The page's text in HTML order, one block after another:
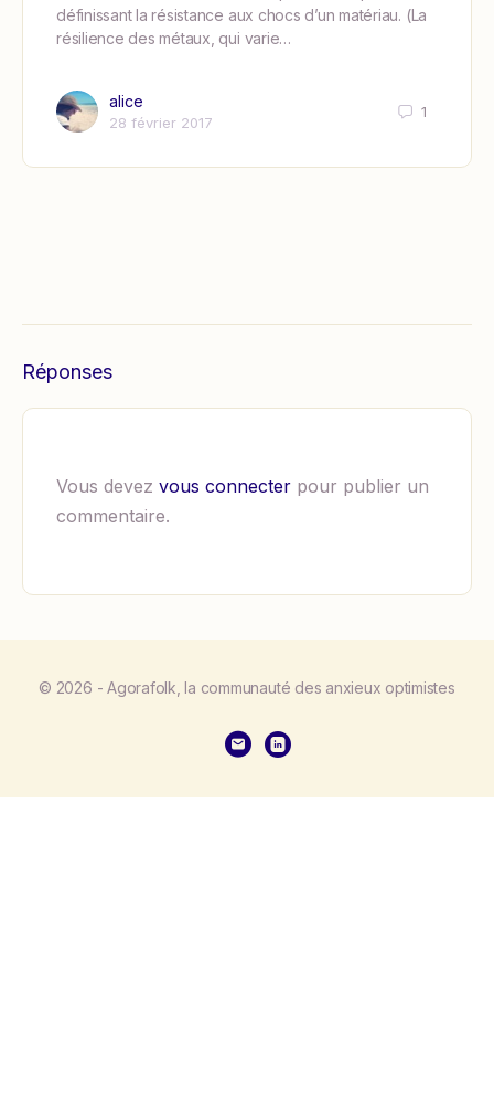
définissant la résistance aux chocs d’un matériau. (La
résilience des métaux, qui varie…
alice
28 février 2017
1
Réponses
Vous devez vous connecter pour publier un
commentaire.
© 2026 - Agorafolk, la communauté des anxieux optimistes